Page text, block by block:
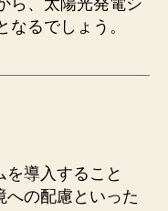
ら、太陽光発電シ
なるでしょう。
導入すること
への配慮といった